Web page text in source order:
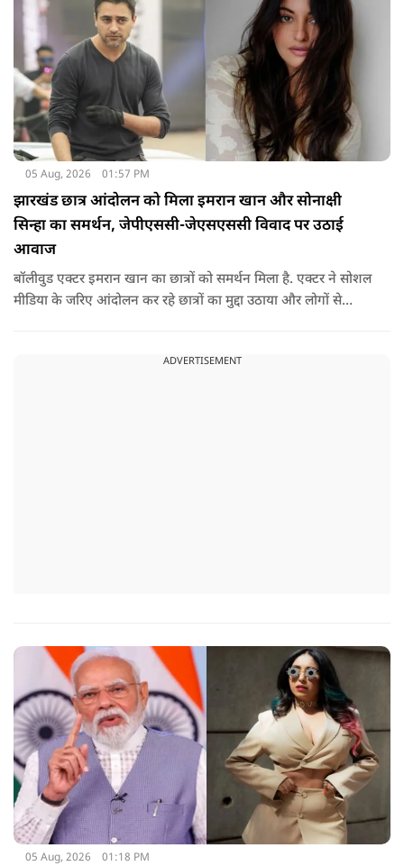
05 Aug, 2026 01:57 PM
झारखंड छात्र आंदोलन को मिला इमरान खान और सोनाक्षी
सिन्हा का समर्थन, जेपीएससी-जेएसएससी विवाद पर उठाई
आवाज
बॉलीवुड एक्टर इमरान खान का छात्रों को समर्थन मिला है. एक्टर ने सोशल
मीडिया के जरिए आंदोलन कर रहे छात्रों का मुद्दा उठाया और लोगों से
ADVERTISEMENT
05 Aug, 2026 01:18 PM